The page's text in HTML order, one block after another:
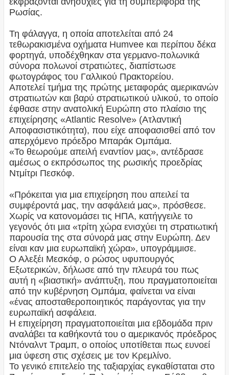
Ρωσίας.
Τη φάλαγγα, η οποία αποτελείται από 24
τεθωρακισμένα οχήματα Humvee και περίπου δέκα
φορτηγά, υποδέχθηκαν στα γερμανο-πολωνικά
σύνορα πολωνοί στρατιώτες, διαπίστωσε
φωτογράφος του Γαλλικού Πρακτορείου.
Αποτελεί τμήμα της πρώτης μεταφοράς αμερικανών
στρατιωτών και βαρύ στρατιωτικού υλικού, το οποίο
έφθασε στην ανατολική Ευρώπη στο πλαίσιο της
επιχείρησης «Atlantic Resolve» (Ατλαντική
Αποφασιστικότητα), που είχε αποφασισθεί από τον
απερχόμενο πρόεδρο Μπαράκ Ομπάμα.
«Το θεωρούμε απειλή εναντίον μας», αντέδρασε
αμέσως ο εκπρόσωπος της ρωσικής προεδρίας
Ντμίτρι Πεσκόφ.
«Πρόκειται για μια επιχείρηση που απειλεί τα
συμφέροντά μας, την ασφάλειά μας», πρόσθεσε.
Χωρίς να κατονομάσει τις ΗΠΑ, κατήγγειλε το
γεγονός ότι μια «τρίτη χώρα ενισχύει τη στρατιωτική
παρουσία της στα σύνορά μας στην Ευρώπη. Δεν
είναι καν μια ευρωπαϊκή χώρα», υπογράμμισε.
Ο Αλεξέι Μεσκόφ, ο ρώσος υφυπουργός
Εξωτερικών, δήλωσε από την πλευρά του πως
αυτή η «βιαστική» ανάπτυξη, που πραγματοποιείται
από την κυβέρνηση Ομπάμα, φαίνεται να είναι
«ένας αποσταθεροποιητικός παράγοντας για την
ευρωπαϊκή ασφάλεια.
Η επιχείρηση πραγματοποιείται μια εβδομάδα πριν
αναλάβει τα καθήκοντά του ο αμερικανός πρόεδρος
Ντόναλντ Τραμπ, ο οποίος υποτίθεται πως ευνοεί
μια ύφεση στις σχέσεις με τον Κρεμλίνο.
Το γενικό επιτελείο της ταξιαρχίας εγκαθίσταται στο